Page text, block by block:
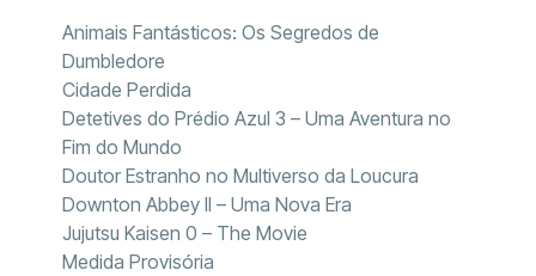
Animais Fantásticos: Os Segredos de
Dumbledore
Cidade Perdida
Detetives do Prédio Azul 3 – Uma Aventura no
Fim do Mundo
Doutor Estranho no Multiverso da Loucura
Downton Abbey II – Uma Nova Era
Jujutsu Kaisen 0 – The Movie
Medida Provisória